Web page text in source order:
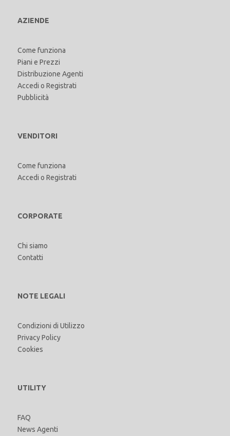
AZIENDE
Come funziona
Piani e Prezzi
Distribuzione Agenti
Accedi o Registrati
Pubblicità
VENDITORI
Come funziona
Accedi o Registrati
CORPORATE
Chi siamo
Contatti
NOTE LEGALI
Condizioni di Utilizzo
Privacy Policy
Cookies
UTILITY
FAQ
News Agenti